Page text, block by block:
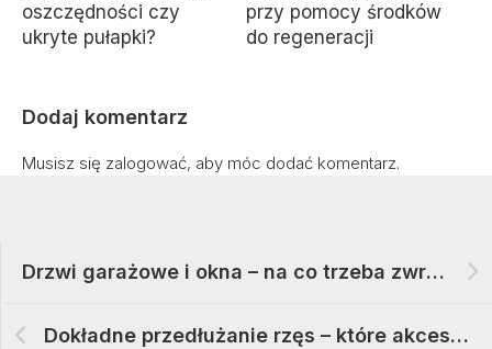
oszczędności czy
ukryte pułapki?
przy pomocy środków
do regeneracji
Dodaj komentarz
Musisz się zalogować, aby móc dodać komentarz.
Drzwi garażowe i okna – na co trzeba zwrócić uwagę
Dokładne przedłużanie rzęs – które akcesoria mogą się przydać